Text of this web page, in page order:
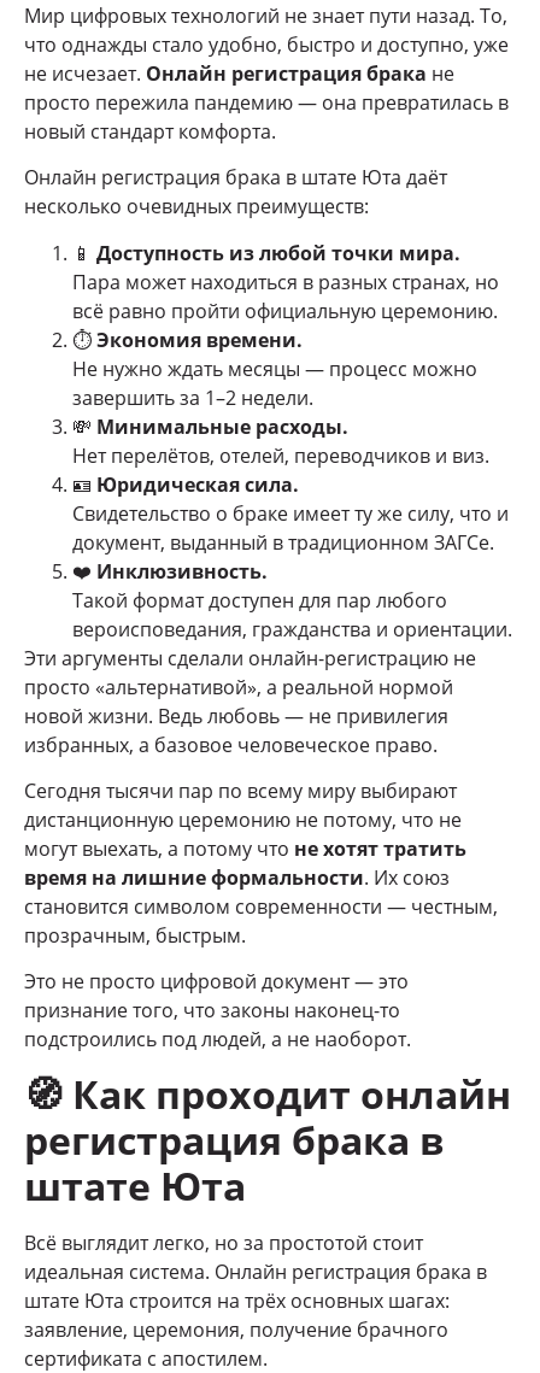
Мир цифровых технологий не знает пути назад. То,
что однажды стало удобно, быстро и доступно, уже
не исчезает. Онлайн регистрация брака не
просто пережила пандемию — она превратилась в
новый стандарт комфорта.
Онлайн регистрация брака в штате Юта даёт
несколько очевидных преимуществ:
📱 Доступность из любой точки мира.
Пара может находиться в разных странах, но
всё равно пройти официальную церемонию.
⏱Экономия времени.
Не нужно ждать месяцы — процесс можно
завершить за 1–2 недели.
💸 Минимальные расходы.
Нет перелётов, отелей, переводчиков и виз.
🪪 Юридическая сила.
Свидетельство о браке имеет ту же силу, что и
документ, выданный в традиционном ЗАГСе.
❤️ Инклюзивность.
Такой формат доступен для пар любого
вероисповедания, гражданства и ориентации.
Эти аргументы сделали онлайн-регистрацию не
просто «альтернативой», а реальной нормой
новой жизни. Ведь любовь — не привилегия
избранных, а базовое человеческое право.
Сегодня тысячи пар по всему миру выбирают
дистанционную церемонию не потому, что не
могут выехать, а потому что не хотят тратить
время на лишние формальности. Их союз
становится символом современности — честным,
прозрачным, быстрым.
Это не просто цифровой документ — это
признание того, что законы наконец-то
подстроились под людей, а не наоборот.
🧭 Как проходит онлайн
регистрация брака в
штате Юта
Всё выглядит легко, но за простотой стоит
идеальная система. Онлайн регистрация брака в
штате Юта строится на трёх основных шагах:
заявление, церемония, получение брачного
сертификата с апостилем.